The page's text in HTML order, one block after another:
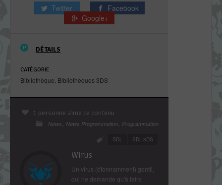
Twitter
Facebook
Google+
DÉTAILS
CATÉGORIE
Bibliothèque Bibliothèques 3DS
1 personne aime ce contenu
News News Programmation Programmation
SDL SDL-3DS
Wirus
Un virus (étonnamment) gentil,
qui ne demande qu'à faire